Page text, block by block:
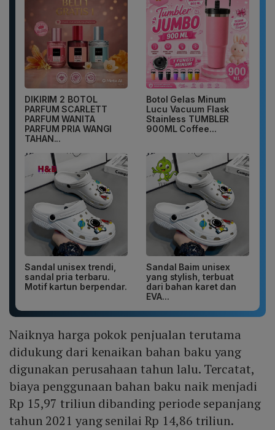
DIKIRIM 2 BOTOL
PARFUM SCARLETT
PARFUM WANITA
PARFUM PRIA WANGI
TAHAN...
Botol Gelas Minum
Lucu Vacuum Flask
Stainless TUMBLER
900ML Coffee...
Sandal unisex trendi,
sandal pria terbaru.
Motif kartun berpendar.
Sandal Baim unisex
yang stylish, terbuat
dari bahan karet dan
EVA...
Naiknya harga pokok penjualan terutama
didukung dari kenaikan bahan baku yang
digunakan perusahaan tahun lalu. Tercatat,
biaya penggunaan bahan baku naik menjadi
Rp 15,97 triliun dibanding periode sepanjang
tahun 2021 yang senilai Rp 14,86 triliun.